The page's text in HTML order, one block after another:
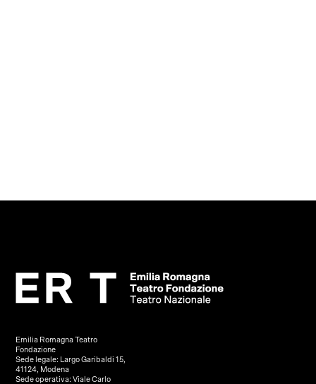
Emilia Romagna Teatro
Fondazione
Sede legale: Largo Garibaldi 15,
41124, Modena
Sede operativa: Viale Carlo